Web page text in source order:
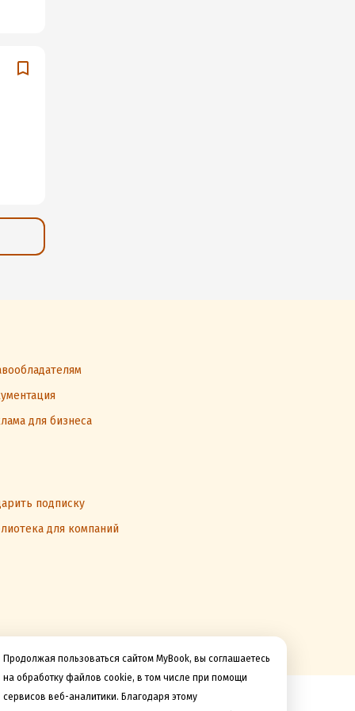
Продолжая пользоваться сайтом MyBook, вы соглашаетесь
на обработку файлов cookie, в том числе при помощи
сервисов веб-аналитики. Благодаря этому
для бизнеса
подписку
для компаний